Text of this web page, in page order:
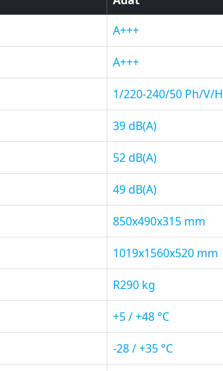
A+++
A+++
1/220-240/50 Ph/V/
39 dB(A)
52 dB(A)
49 dB(A)
850x490x315 mm
1019x1560x520 mm
R290 kg
+5 / +48 °C
-28 / +35 °C